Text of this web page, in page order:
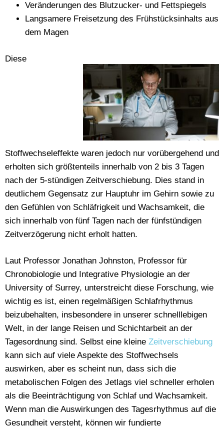
Veränderungen des Blutzucker- und Fettspiegels
Langsamere Freisetzung des Frühstücksinhalts aus
dem Magen
Diese
Stoffwechseleffekte waren jedoch nur vorübergehend und
erholten sich größtenteils innerhalb von 2 bis 3 Tagen
nach der 5-stündigen Zeitverschiebung. Dies stand in
deutlichem Gegensatz zur Hauptuhr im Gehirn sowie zu
den Gefühlen von Schläfrigkeit und Wachsamkeit, die
sich innerhalb von fünf Tagen nach der fünfstündigen
Zeitverzögerung nicht erholt hatten.
Laut Professor Jonathan Johnston, Professor für
Chronobiologie und Integrative Physiologie an der
University of Surrey, unterstreicht diese Forschung, wie
wichtig es ist, einen regelmäßigen Schlafrhythmus
beizubehalten, insbesondere in unserer schnelllebigen
Welt, in der lange Reisen und Schichtarbeit an der
Tagesordnung sind. Selbst eine kleine Zeitverschiebung
kann sich auf viele Aspekte des Stoffwechsels
auswirken, aber es scheint nun, dass sich die
metabolischen Folgen des Jetlags viel schneller erholen
als die Beeinträchtigung von Schlaf und Wachsamkeit.
Wenn man die Auswirkungen des Tagesrhythmus auf die
Gesundheit versteht, können wir fundierte